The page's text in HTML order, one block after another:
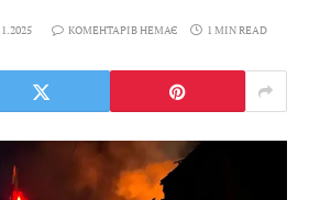
КОМЕНТАРІВ НЕМАЄ 1 MIN READ